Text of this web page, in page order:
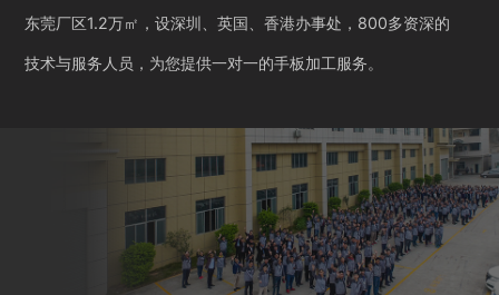
东莞厂区1.2万㎡，设深圳、英国、香港办事处，800多资深的
技术与服务人员，为您提供一对一的手板加工服务。